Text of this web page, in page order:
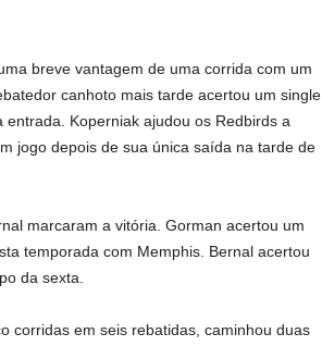
breve vantagem de uma corrida com um
canhoto mais tarde acertou um single
Koperniak ajudou os Redbirds a
jogo depois de sua única saída na tarde de
marcaram a vitória. Gorman acertou um
temporada com Memphis. Bernal acertou
da sexta.
corridas em seis rebatidas, caminhou duas